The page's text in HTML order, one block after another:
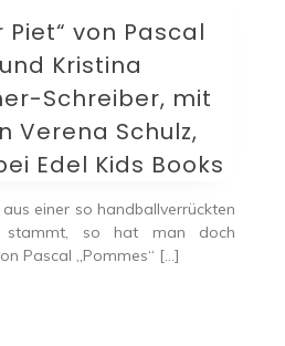
Piet“ von Pascal
Kristina
Schreiber, mit
Verena Schulz,
Edel Kids Books
einer so handballverrückten
stammt, so hat man doch
Pascal „Pommes“ […]